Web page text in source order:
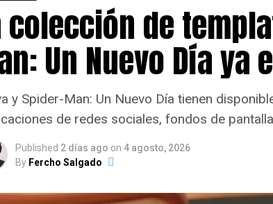
colección de
Un Nuevo Día ya
y Spider-Man: Un Nuevo Día tienen
de redes sociales, fondos de
Published 2 días ago on 4 agosto, 2026
By Fercho Salgado